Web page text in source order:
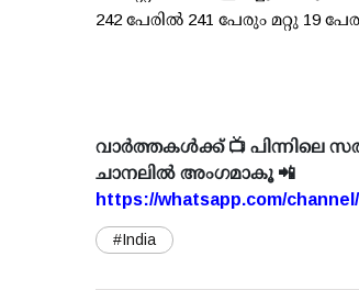
242 പേരിൽ 241 പേരും മറ്റു 19
വാർത്തകൾക്ക് 📺 പിന്നിലെ
ചാനലിൽ അംഗമാകൂ 📲
https://whatsapp.com/
#India